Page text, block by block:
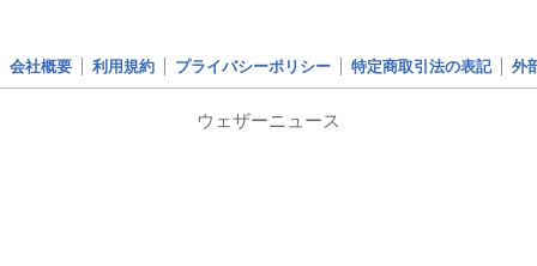
会社概要 利用規約 プライバシーポリシー 特定商取引法の表記 外
ウェザーニュース